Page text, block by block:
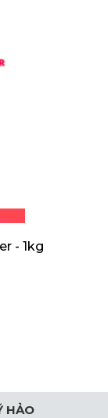
- 1kg
HẢO